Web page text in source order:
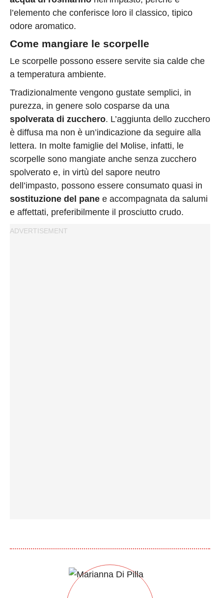
l’elemento che conferisce loro il classico, tipico
odore aromatico.
Come mangiare le scorpelle
Le scorpelle possono essere servite sia calde che
a temperatura ambiente.
Tradizionalmente vengono gustate semplici, in
purezza, in genere solo cosparse da una
spolverata di zucchero. L’aggiunta dello zucchero
è diffusa ma non è un’indicazione da seguire alla
lettera. In molte famiglie del Molise, infatti, le
scorpelle sono mangiate anche senza zucchero
spolverato e, in virtù del sapore neutro
dell’impasto, possono essere consumato quasi in
sostituzione del pane e accompagnata da salumi
e affettati, preferibilmente il prosciutto crudo.